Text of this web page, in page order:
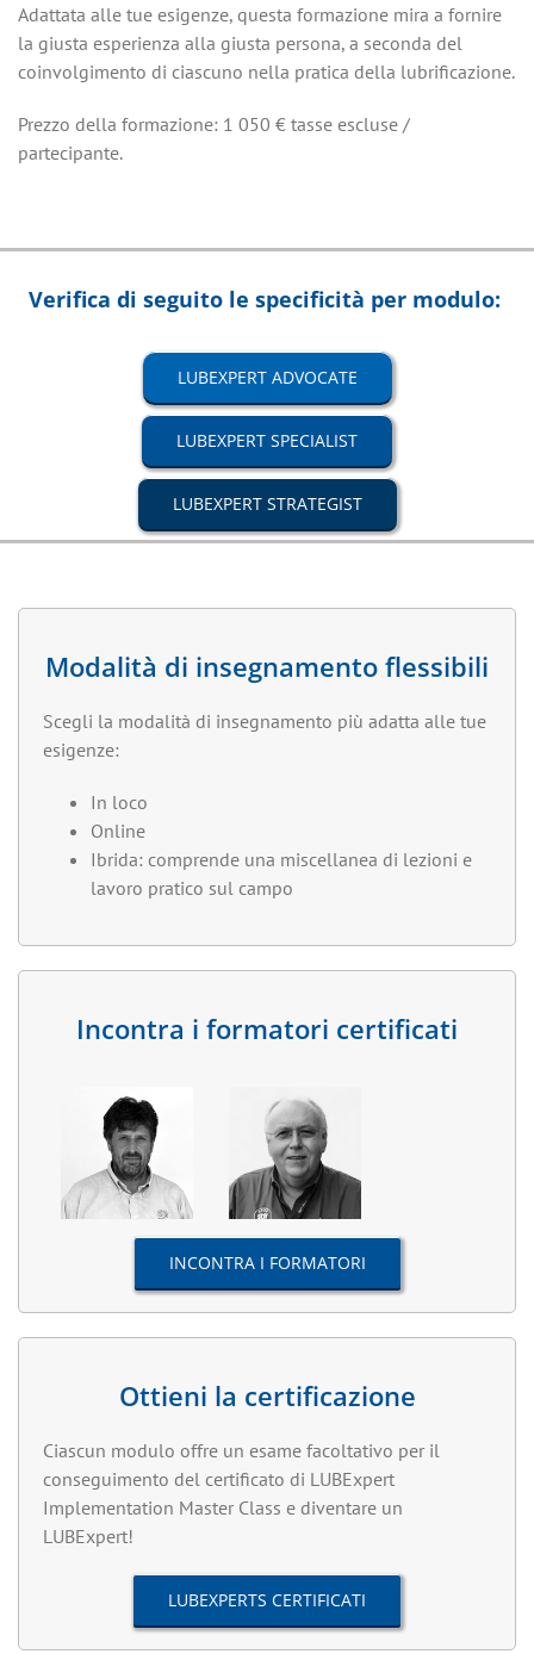
Adattata alle tue esigenze, questa formazione mira a fornire
la giusta esperienza alla giusta persona, a seconda del
coinvolgimento di ciascuno nella pratica della lubrificazione.
Prezzo della formazione: 1 050 € tasse escluse /
partecipante.
Verifica di seguito le specificità per modulo:
LUBEXPERT ADVOCATE
LUBEXPERT SPECIALIST
LUBEXPERT STRATEGIST
Modalità di insegnamento flessibili
Scegli la modalità di insegnamento più adatta alle tue
esigenze:
In loco
Online
Ibrida: comprende una miscellanea di lezioni e
lavoro pratico sul campo
Incontra i formatori certificati
INCONTRA I FORMATORI
Ottieni la certificazione
Ciascun modulo offre un esame facoltativo per il
conseguimento del certificato di LUBExpert
Implementation Master Class e diventare un
LUBExpert!
LUBEXPERTS CERTIFICATI